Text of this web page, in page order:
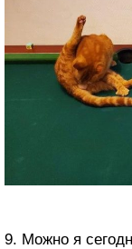
9. Можно я